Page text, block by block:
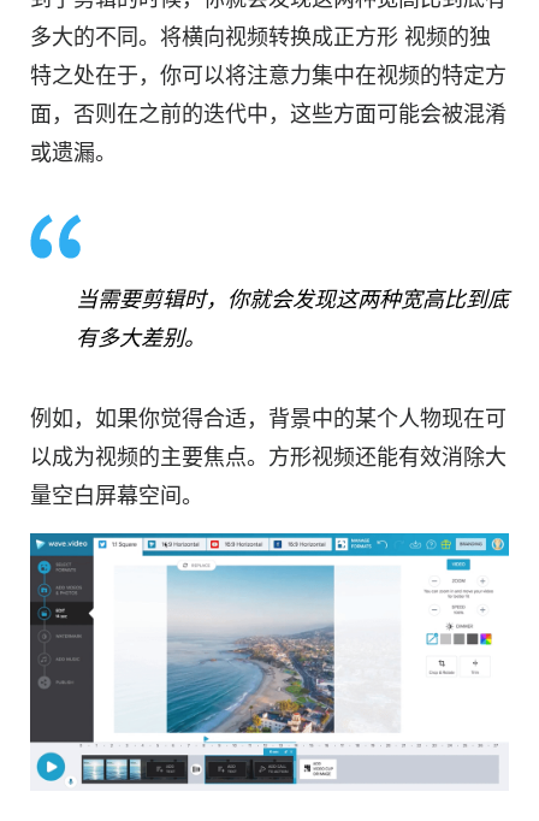
多大的不同。将横向视频转换成正方形 视频的独
特之处在于，你可以将注意力集中在视频的特定方
面，否则在之前的迭代中，这些方面可能会被混淆
或遗漏。
当需要剪辑时，你就会发现这两种宽高比到底
有多大差别。
例如，如果你觉得合适，背景中的某个人物现在可
以成为视频的主要焦点。方形视频还能有效消除大
量空白屏幕空间。